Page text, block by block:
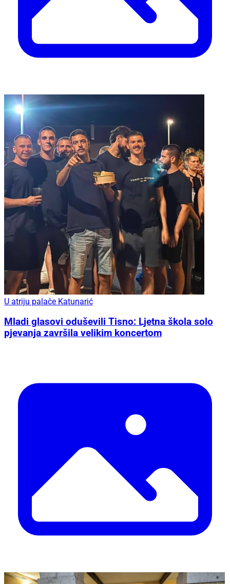
U atriju palače Katunarić
Mladi glasovi oduševili Tisno: Ljetna škola solo
pjevanja završila velikim koncertom